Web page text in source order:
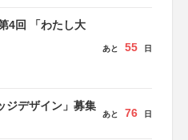
4回 「わたし大
あと 55 日
ジデザイン」募集
あと 76 日